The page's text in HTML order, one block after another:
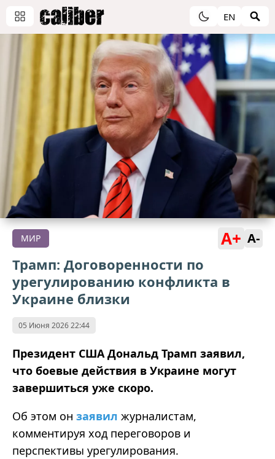
EN
МИР A+ A-
Трамп: Договоренности по
урегулированию конфликта в
Украине близки
05 Июня 2026 22:44
Президент США Дональд Трамп заявил,
что боевые действия в Украине могут
завершиться уже скоро.
Об этом он заявил журналистам,
комментируя ход переговоров и
перспективы урегулирования.